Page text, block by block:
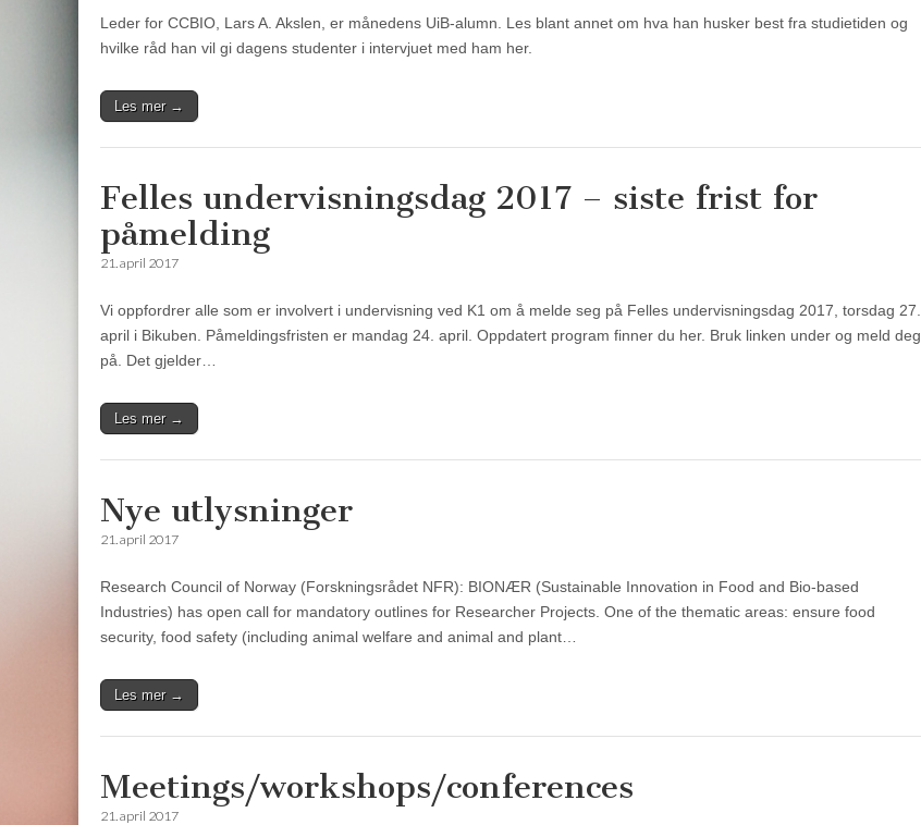
Leder for CCBIO, Lars A. Akslen, er månedens UiB-alumn. Les blant annet om hva han husker best fra studietiden og
hvilke råd han vil gi dagens studenter i intervjuet med ham her.
Les mer →
Felles undervisningsdag 2017 – siste frist for
påmelding
21. april 2017
Vi oppfordrer alle som er involvert i undervisning ved K1 om å melde seg på Felles undervisningsdag 2017, torsdag 27.
april i Bikuben. Påmeldingsfristen er mandag 24. april. Oppdatert program finner du her. Bruk linken under og meld deg
på. Det gjelder…
Les mer →
Nye utlysninger
21. april 2017
Research Council of Norway (Forskningsrådet NFR): BIONÆR (Sustainable Innovation in Food and Bio-based
Industries) has open call for mandatory outlines for Researcher Projects. One of the thematic areas: ensure food
security, food safety (including animal welfare and animal and plant…
Les mer →
Meetings/workshops/conferences
21. april 2017